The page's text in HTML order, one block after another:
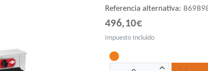
Referencia alternativa:
496,10€
Impuesto Incluido